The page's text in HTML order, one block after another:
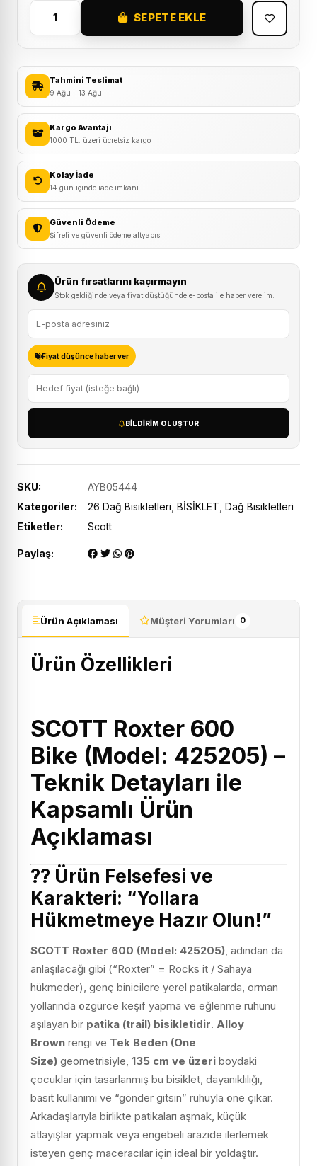
600
26
Jant
Dağ
Bisikleti
adet
SEPETE EKLE
Tahmini Teslimat
9 Ağu - 13 Ağu
Kargo Avantajı
1000 TL. üzeri ücretsiz kargo
Kolay İade
14 gün içinde iade imkanı
Güvenli Ödeme
Şifreli ve güvenli ödeme altyapısı
Ürün fırsatlarını kaçırmayın
Stok geldiğinde veya fiyat düştüğünde e-posta ile haber verelim.
Fiyat düşünce haber ver
BILDIRIM OLUŞTUR
SKU:
AYB05444
Kategoriler:
26 Dağ Bisikletleri BİSİKLET Dağ Bisikletleri
Etiketler:
Scott
Paylaş:
Ürün Açıklaması Müşteri Yorumları 0
Ürün Özellikleri
SCOTT Roxter 600
Bike (Model: 425205) –
Teknik Detayları ile
Kapsamlı Ürün
Açıklaması
?? Ürün Felsefesi ve
Karakteri: “Yollara
Hükmetmeye Hazır Olun!”
SCOTT Roxter 600 (Model: 425205), adından da
anlaşılacağı gibi (“Roxter” = Rocks it / Sahaya
hükmeder), genç binicilere yerel patikalarda, orman
yollarında özgürce keşif yapma ve eğlenme ruhunu
aşılayan bir patika (trail) bisikletidir. Alloy
Brown rengi ve Tek Beden (One
Size) geometrisiyle, 135 cm ve üzeri boydaki
çocuklar için tasarlanmış bu bisiklet, dayanıklılığı,
basit kullanımı ve “gönder gitsin” ruhuyla öne çıkar.
Arkadaşlarıyla birlikte patikaları aşmak, küçük
atlayışlar yapmak veya engebeli arazide ilerlemek
isteyen genç maceracılar için ideal bir yoldaştır.